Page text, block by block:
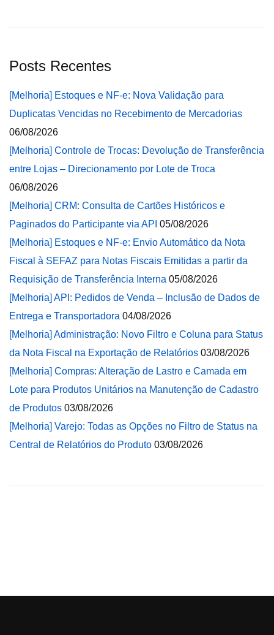
Posts Recentes
[Melhoria] Estoques e NF-e: Nova Validação para
Duplicatas Vencidas no Recebimento de Mercadorias
06/08/2026
[Melhoria] Controle de Trocas: Devolução de Transferência
entre Lojas – Direcionamento por Lote de Troca
06/08/2026
[Melhoria] CRM: Consulta de Cartões Históricos e
Paginados do Participante via API 05/08/2026
[Melhoria] Estoques e NF-e: Envio Automático da Nota
Fiscal à SEFAZ para Notas Fiscais Emitidas a partir da
Requisição de Transferência Interna 05/08/2026
[Melhoria] API: Pedidos de Venda – Inclusão de Dados de
Entrega e Transportadora 04/08/2026
[Melhoria] Administração: Novo Filtro e Coluna para Status
da Nota Fiscal na Exportação de Relatórios 03/08/2026
[Melhoria] Compras: Alteração de Lastro e Camada em
Lote para Produtos Unitários na Manutenção de Cadastro
de Produtos 03/08/2026
[Melhoria] Varejo: Todas as Opções no Filtro de Status na
Central de Relatórios do Produto 03/08/2026